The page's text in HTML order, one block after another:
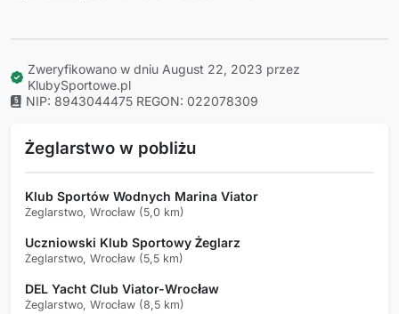
Zweryfikowano w dniu August 22, 2023 przez
KlubySportowe.pl
NIP: 8943044475 REGON: 022078309
Żeglarstwo w pobliżu
Klub Sportów Wodnych Marina Viator
Żeglarstwo, Wrocław (5,0 km)
Uczniowski Klub Sportowy Żeglarz
Żeglarstwo, Wrocław (5,5 km)
DEL Yacht Club Viator-Wrocław
Żeglarstwo, Wrocław (8,5 km)